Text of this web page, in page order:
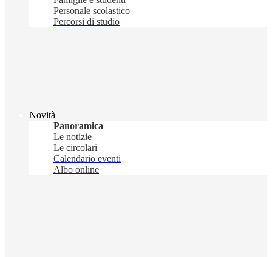
Personale scolastico
Percorsi di studio
Novità
Panoramica
Le notizie
Le circolari
Calendario eventi
Albo online